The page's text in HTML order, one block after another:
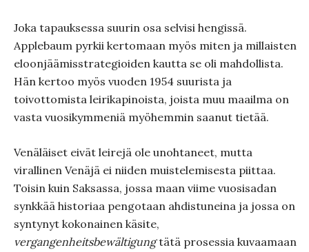
Joka tapauksessa suurin osa selvisi hengissä.
Applebaum pyrkii kertomaan myös miten ja millaisten
eloonjäämisstrategioiden kautta se oli mahdollista.
Hän kertoo myös vuoden 1954 suurista ja
toivottomista leirikapinoista, joista muu maailma on
vasta vuosikymmeniä myöhemmin saanut tietää.
Venäläiset eivät leirejä ole unohtaneet, mutta
virallinen Venäjä ei niiden muistelemisesta piittaa.
Toisin kuin Saksassa, jossa maan viime vuosisadan
synkkää historiaa pengotaan ahdistuneina ja jossa on
syntynyt kokonainen käsite,
vergangenheitsbewältigungtätä prosessia kuvaamaan